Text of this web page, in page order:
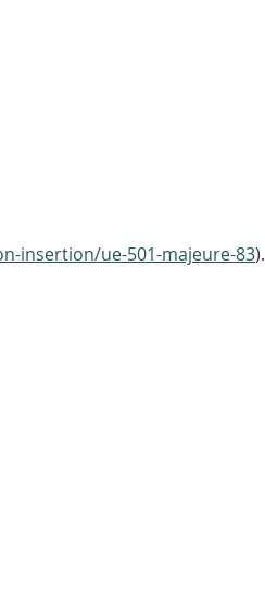
insertion/ue-501-majeure-83).